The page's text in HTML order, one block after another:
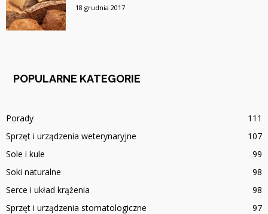
18 grudnia 2017
POPULARNE KATEGORIE
Porady
111
Sprzęt i urządzenia weterynaryjne
107
Sole i kule
99
Soki naturalne
98
Serce i układ krążenia
98
Sprzęt i urządzenia stomatologiczne
97